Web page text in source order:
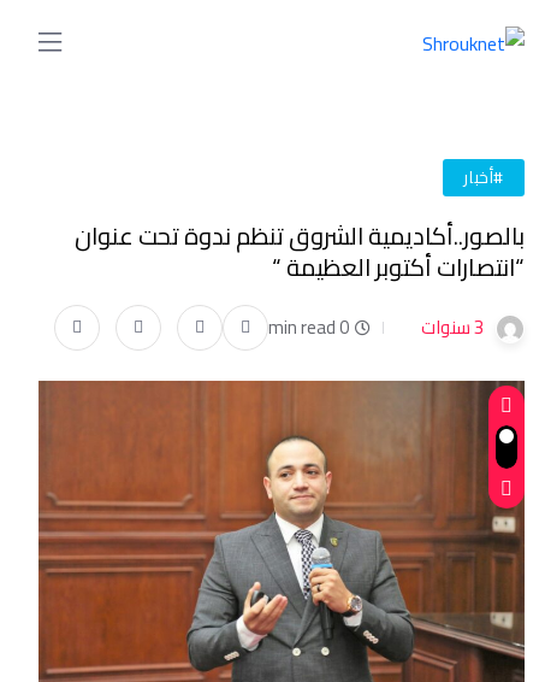
#أخبار
بالصور..أكاديمية الشروق تنظم ندوة تحت عنوان
“انتصارات أكتوبر العظيمة “
3 سنوات 0 min read